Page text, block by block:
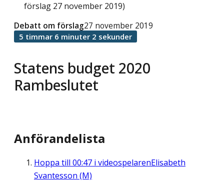
förslag 27 november 2019)
Statens budget 2020
Rambeslutet
Debatt om förslag27 november 2019
5 timmar 6 minuter 2 sekunder
Anförandelista
Hoppa till 00:47 i videospelarenElisabeth
Svantesson (M)